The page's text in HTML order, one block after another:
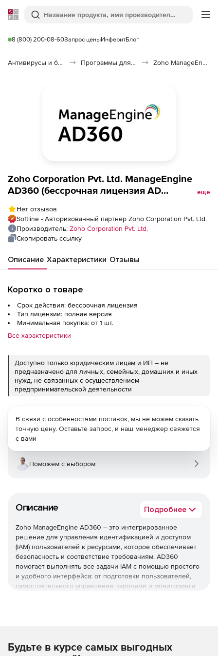
Softline
Поиск
8 (800) 200-08-60Запрос ценыИнферитБлог
Антивирусы и безопасность Программы для защиты информации Zoho ManageEngine AD360
Zoho Corporation Pvt. Ltd. ManageEngine
AD360 (бессрочная лицензия AD
Installation), fee for 1 Domain (Unrestricted
Objects) with 50 help desk Technicians
еще
Нет отзывов
Softline - Авторизованный партнер Zoho Corporation Pvt. Ltd.
Производитель: Zoho Corporation Pvt. Ltd.
Скопировать ссылку
Описание Характеристики Отзывы
Коротко о товаре
Срок действия: бессрочная лицензия
Тип лицензии: полная версия
Минимальная покупка: от 1 шт.
Все характеристики
Доступно только юридическим лицам и ИП – не
предназначено для личных, семейных, домашних и иных
нужд, не связанных с осуществлением
предпринимательской деятельности
Описание Подробнее
Zoho ManageEngine AD360 – это интегрированное
решение для управления идентификацией и доступом
(IAM) пользователей к ресурсами, которое обеспечивает
безопасность и соответствие требованиям. AD360
помогает выполнять все задачи IAM с помощью простого
и удобного интерфейса: от подготовки пользователей,
самостоятельного управления паролями и мониторинга
Простая подготовка, изменение и деинициализация
В связи с особенностями поставок, мы не можем сказать
точную цену. Оставьте запрос, и наш менеджер свяжется
с вами
Поможем с выбором
Будьте в курсе самых выгодных